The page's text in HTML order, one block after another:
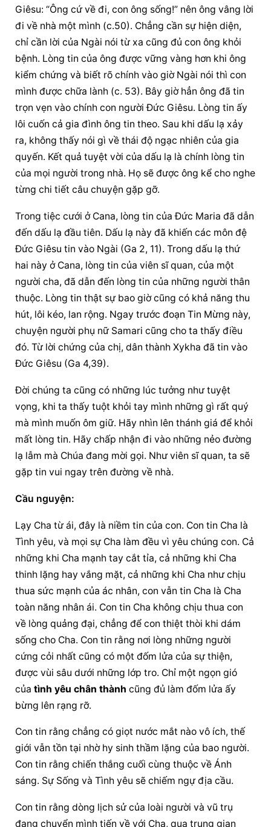
Giêsu: “Ông cứ về đi, con ông sống!” nên ông vâng lời
đi về nhà một mình (c.50). Chẳng cần sự hiện diện,
chỉ cần lời của Ngài nói từ xa cũng đủ con ông khỏi
bệnh. Lòng tin của ông được vững vàng hơn khi ông
kiểm chứng và biết rõ chính vào giờ Ngài nói thì con
mình được chữa lành (c. 53). Bây giờ hẳn ông đã tin
trọn vẹn vào chính con người Đức Giêsu. Lòng tin ấy
lôi cuốn cả gia đình ông tin theo. Sau khi dấu lạ xảy
ra, không thấy nói gì về thái độ ngạc nhiên của gia
quyến. Kết quả tuyệt vời của dấu lạ là chính lòng tin
của mọi người trong nhà. Họ sẽ được ông kể cho nghe
từng chi tiết câu chuyện gặp gỡ.
Trong tiệc cưới ở Cana, lòng tin của Đức Maria đã dẫn
đến dấu lạ đầu tiên. Dấu lạ này đã khiến các môn đệ
Đức Giêsu tin vào Ngài (Ga 2, 11). Trong dấu lạ thứ
hai này ở Cana, lòng tin của viên sĩ quan, của một
người cha, đã dẫn đến lòng tin của những người thân
thuộc. Lòng tin thật sự bao giờ cũng có khả năng thu
hút, lôi kéo, lan rộng. Ngay trước đoạn Tin Mừng này,
chuyện người phụ nữ Samari cũng cho ta thấy điều
đó. Từ lời chứng của chị, dân thành Xykha đã tin vào
Đức Giêsu (Ga 4,39).
Đời chúng ta cũng có những lúc tưởng như tuyệt
vọng, khi ta thấy tuột khỏi tay mình những gì rất quý
mà mình muốn ôm giữ. Hãy nhìn lên thánh giá để khỏi
mất lòng tin. Hãy chấp nhận đi vào những nẻo đường
lạ lẫm mà Chúa đang mời gọi. Như viên sĩ quan, ta sẽ
gặp tin vui ngay trên đường về nhà.
Cầu nguyện:
Lạy Cha từ ái, đây là niềm tin của con. Con tin Cha là
Tình yêu, và mọi sự Cha làm đều vì yêu chúng con. Cả
những khi Cha mạnh tay cắt tỉa, cả những khi Cha
thinh lặng hay vắng mặt, cả những khi Cha như chịu
thua sức mạnh của ác nhân, con vẫn tin Cha là Cha
toàn năng nhân ái. Con tin Cha không chịu thua con
về lòng quảng đại, chẳng để con thiệt thòi khi dám
sống cho Cha. Con tin rằng nơi lòng những người
cứng cỏi nhất cũng có một đốm lửa của sự thiện,
được vùi sâu dưới những lớp tro. Chỉ một ngọn gió
của tình yêu chân thành cũng đủ làm đốm lửa ấy
bừng lên rạng rỡ.
Con tin rằng chẳng có giọt nước mắt nào vô ích, thế
giới vẫn tồn tại nhờ hy sinh thầm lặng của bao người.
Con tin rằng chiến thắng cuối cùng thuộc về Ánh
sáng. Sự Sống và Tình yêu sẽ chiếm ngự địa cầu.
Con tin rằng dòng lịch sử của loài người và vũ trụ
đang chuyển mình tiến về với Cha, qua trung gian